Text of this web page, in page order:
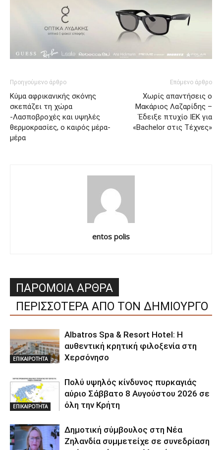
Προηγούμενο άρθρο
Κύμα αφρικανικής σκόνης
σκεπάζει τη χώρα
-Λασποβροχές και υψηλές
θερμοκρασίες, ο καιρός μέρα-
μέρα
Επόμενο άρθρο
Χωρίς απαντήσεις ο
Μακάριος Λαζαρίδης –
Έδειξε πτυχίο ΙΕΚ για
«Bachelor στις Τέχνες»
entos polis
ΠΑΡΟΜΟΙΑ ΑΡΘΡΑ
ΠΕΡΙΣΣΟΤΕΡΑ ΑΠΟ ΤΟΝ ΔΗΜΙΟΥΡΓΟ
ΕΠΙΚΑΙΡΟΤΗΤΑ
Albatros Spa & Resort Hotel: Η
αυθεντική κρητική φιλοξενία στη
Χερσόνησο
ΕΠΙΚΑΙΡΟΤΗΤΑ
Πολύ υψηλός κίνδυνος πυρκαγιάς
αύριο Σάββατο 8 Αυγούστου 2026 σε
όλη την Κρήτη
Δημοτική σύμβουλος στη Νέα
Ζηλανδία συμμετείχε σε συνεδρίαση